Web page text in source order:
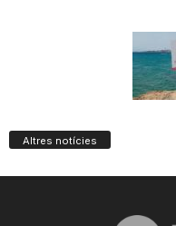
Altres notícies